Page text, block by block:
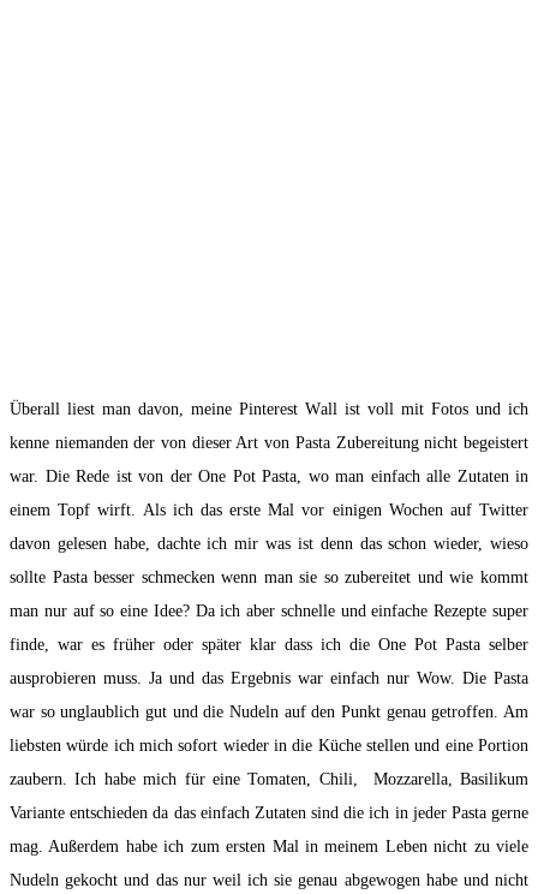
Überall liest man davon, meine Pinterest Wall ist voll mit Fotos und ich
kenne niemanden der von dieser Art von Pasta Zubereitung nicht begeistert
war. Die Rede ist von der One Pot Pasta, wo man einfach alle Zutaten in
einem Topf wirft. Als ich das erste Mal vor einigen Wochen auf Twitter
davon gelesen habe, dachte ich mir was ist denn das schon wieder, wieso
sollte Pasta besser schmecken wenn man sie so zubereitet und wie kommt
man nur auf so eine Idee? Da ich aber schnelle und einfache Rezepte super
finde, war es früher oder später klar dass ich die One Pot Pasta selber
ausprobieren muss. Ja und das Ergebnis war einfach nur Wow. Die Pasta
war so unglaublich gut und die Nudeln auf den Punkt genau getroffen. Am
liebsten würde ich mich sofort wieder in die Küche stellen und eine Portion
zaubern. Ich habe mich für eine Tomaten, Chili, Mozzarella, Basilikum
Variante entschieden da das einfach Zutaten sind die ich in jeder Pasta gerne
mag. Außerdem habe ich zum ersten Mal in meinem Leben nicht zu viele
Nudeln gekocht und das nur weil ich sie genau abgewogen habe und nicht